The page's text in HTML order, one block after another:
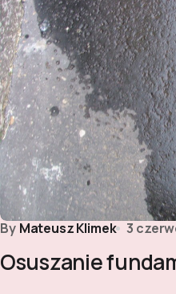
By Mateusz Klimek 3
Osuszanie